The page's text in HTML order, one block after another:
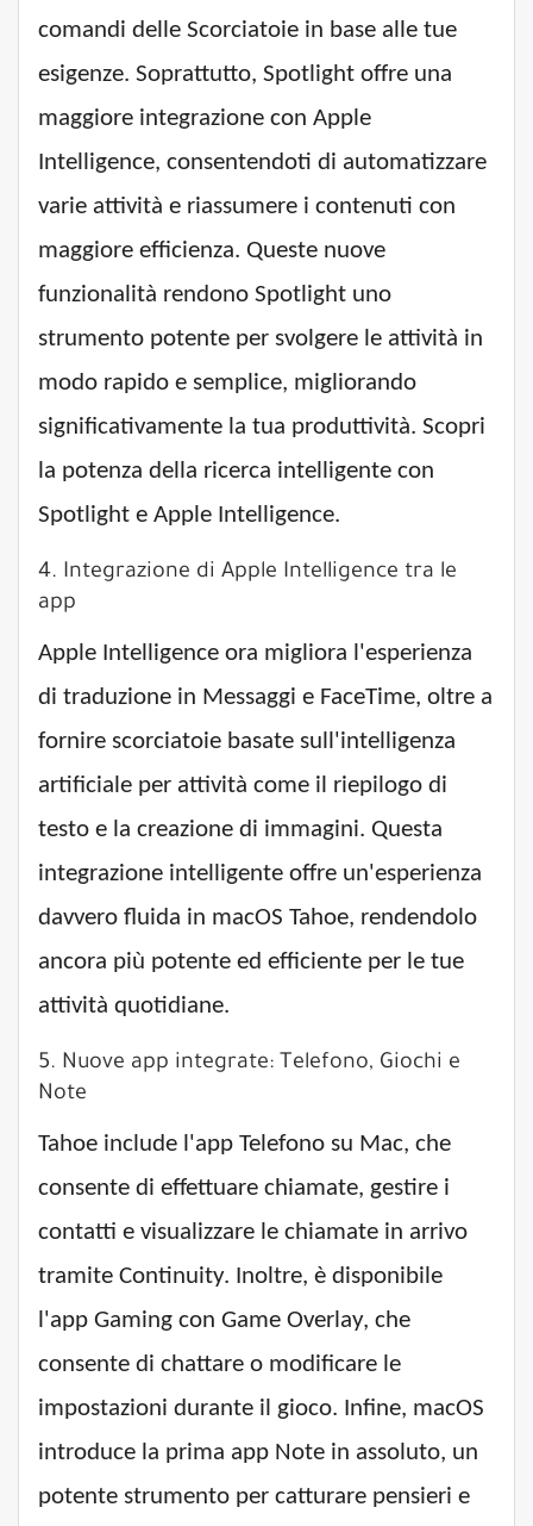
comandi delle Scorciatoie in base alle tue
esigenze. Soprattutto, Spotlight offre una
maggiore integrazione con Apple
Intelligence, consentendoti di automatizzare
varie attività e riassumere i contenuti con
maggiore efficienza. Queste nuove
funzionalità rendono Spotlight uno
strumento potente per svolgere le attività in
modo rapido e semplice, migliorando
significativamente la tua produttività. Scopri
la potenza della ricerca intelligente con
Spotlight e Apple Intelligence.
4. Integrazione di Apple Intelligence tra le
app
Apple Intelligence ora migliora l'esperienza
di traduzione in Messaggi e FaceTime, oltre a
fornire scorciatoie basate sull'intelligenza
artificiale per attività come il riepilogo di
testo e la creazione di immagini. Questa
integrazione intelligente offre un'esperienza
davvero fluida in macOS Tahoe, rendendolo
ancora più potente ed efficiente per le tue
attività quotidiane.
5. Nuove app integrate: Telefono, Giochi e
Note
Tahoe include l'app Telefono su Mac, che
consente di effettuare chiamate, gestire i
contatti e visualizzare le chiamate in arrivo
tramite Continuity. Inoltre, è disponibile
l'app Gaming con Game Overlay, che
consente di chattare o modificare le
impostazioni durante il gioco. Infine, macOS
introduce la prima app Note in assoluto, un
potente strumento per catturare pensieri e